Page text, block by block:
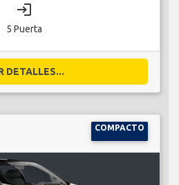
login
5 Puerta
DETALLES...
COMPACTO